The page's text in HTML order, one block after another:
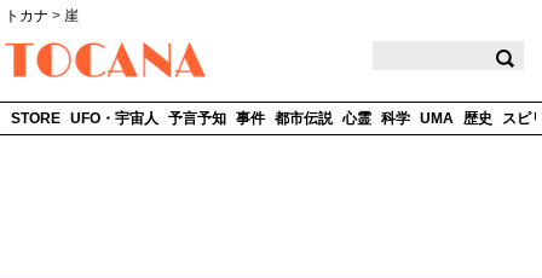
トカナ > 崖
STORE UFO・宇宙人 予言予知 事件 都市伝説 心霊 科学 UMA 歴史 スピ